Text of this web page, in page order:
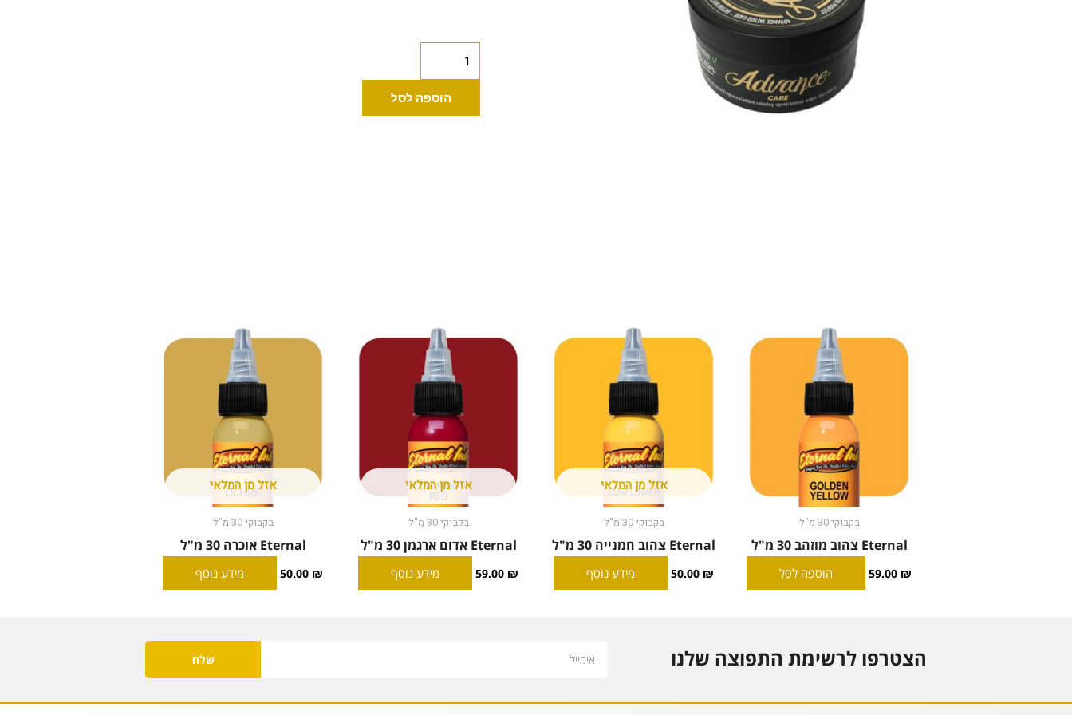
Advance
Tattoo
הוספה לסל
בקבוקי 30 מ"ל
Eternal צהוב מוזהב 30 מ"ל
59.00 ₪ הוספה לסל
אזל מן המלאי
בקבוקי 30 מ"ל
Eternal צהוב חמנייה 30 מ"ל
50.00 ₪ מידע נוסף
אזל מן המלאי
בקבוקי 30 מ"ל
Eternal אדום ארגמן 30 מ"ל
59.00 ₪ מידע נוסף
אזל מן המלאי
בקבוקי 30 מ"ל
Eternal אוכרה 30 מ"ל
50.00 ₪ מידע נוסף
הצטרפו לרשימת התפוצה שלנו שלח